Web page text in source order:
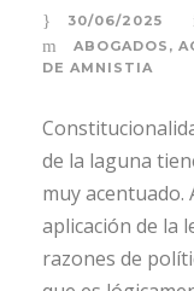
30/06/2025
ABOGADOS ,
DE AMNISTIA
de la laguna
muy acentuado.
aplicación de la
razones de